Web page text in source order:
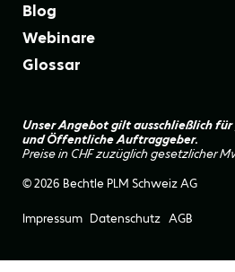
Blog
Webinare
Glossar
Unser Angebot gilt ausschließlich
und Öffentliche Auftraggeber.
Preise in CHF zuzüglich gesetzlicher
© 2026 Bechtle PLM Schweiz AG
Impressum Datenschutz AGB